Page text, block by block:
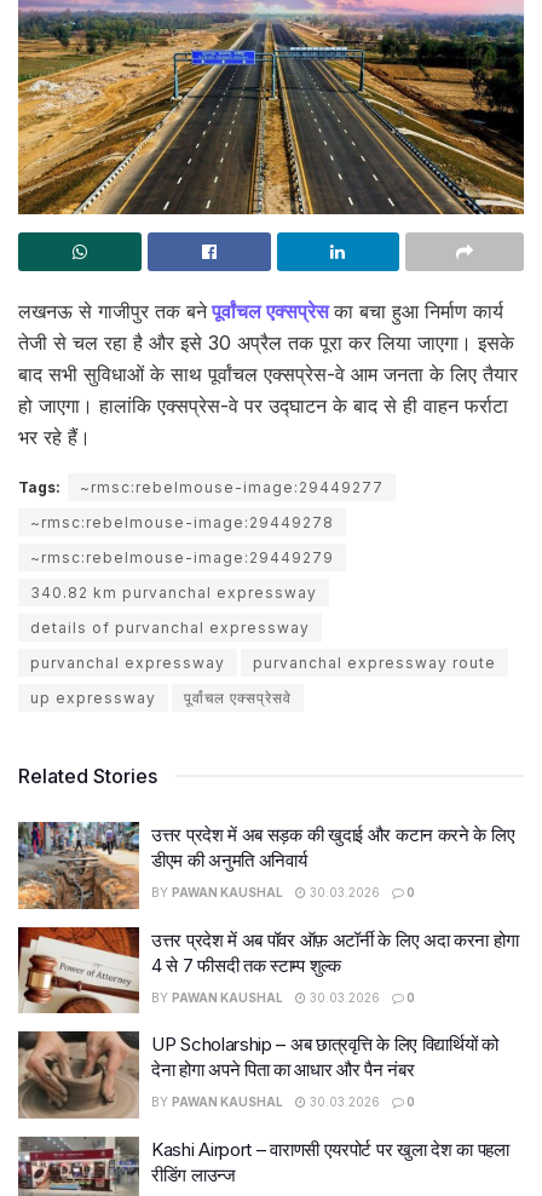
लखनऊ से गाजीपुर तक बनेपूर्वांचल एक्सप्रेसका बचा हुआ निर्माण कार्य
तेजी से चल रहा है और इसे 30 अप्रैल तक पूरा कर लिया जाएगा। इसके
बाद सभी सुविधाओं के साथ पूर्वांचल एक्सप्रेस-वे आम जनता के लिए तैयार
हो जाएगा। हालांकि एक्सप्रेस-वे पर उद्घाटन के बाद से ही वाहन फर्राटा
भर रहे हैं।
Tags:
~rmsc:rebelmouse-image:29449277
~rmsc:rebelmouse-image:29449278
~rmsc:rebelmouse-image:29449279
340.82 km purvanchal expressway
details of purvanchal expressway
purvanchal expressway
purvanchal expressway route
up expressway
पूर्वांचल एक्सप्रेसवे
Related Stories
उत्तर प्रदेश में अब सड़क की खुदाई और कटान करने के लिए
डीएम की अनुमति अनिवार्य
BY PAWAN KAUSHAL 30.03.2026 0
उत्तर प्रदेश में अब पॉवर ऑफ़ अटॉर्नी के लिए अदा करना होगा
4 से 7 फीसदी तक स्टाम्प शुल्क
BY PAWAN KAUSHAL 30.03.2026 0
UP Scholarship – अब छात्रवृत्ति के लिए विद्यार्थियों को
देना होगा अपने पिता का आधार और पैन नंबर
BY PAWAN KAUSHAL 30.03.2026 0
Kashi Airport – वाराणसी एयरपोर्ट पर खुला देश का पहला
रीडिंग लाउन्ज